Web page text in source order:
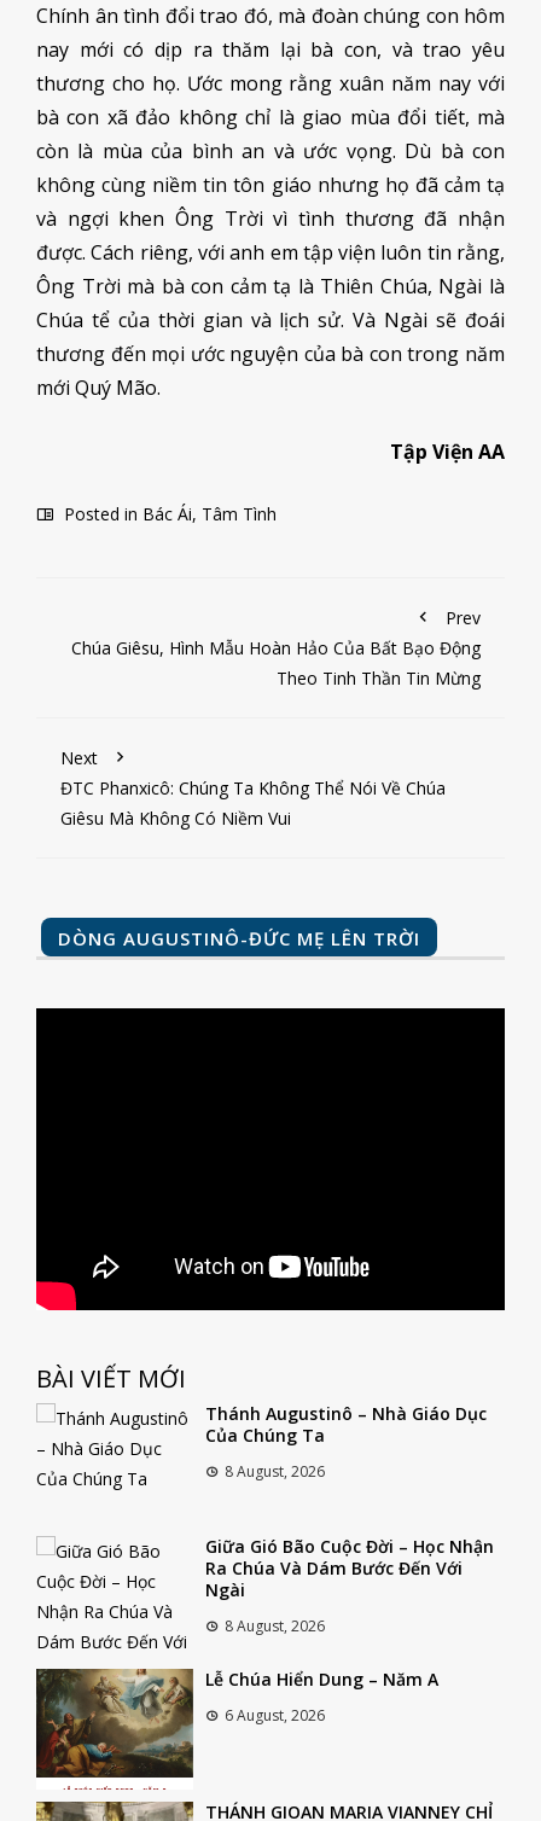
Chính ân tình đổi trao đó, mà đoàn chúng con hôm
nay mới có dịp ra thăm lại bà con, và trao yêu
thương cho họ. Ước mong rằng xuân năm nay với
bà con xã đảo không chỉ là giao mùa đổi tiết, mà
còn là mùa của bình an và ước vọng. Dù bà con
không cùng niềm tin tôn giáo nhưng họ đã cảm tạ
và ngợi khen Ông Trời vì tình thương đã nhận
được. Cách riêng, với anh em tập viện luôn tin rằng,
Ông Trời mà bà con cảm tạ là Thiên Chúa, Ngài là
Chúa tể của thời gian và lịch sử. Và Ngài sẽ đoái
thương đến mọi ước nguyện của bà con trong năm
mới Quý Mão.
Tập Viện AA
Posted in Bác Ái, Tâm Tình
Prev
Chúa Giêsu, Hình Mẫu Hoàn Hảo Của Bất Bạo Động
Theo Tinh Thần Tin Mừng
Next
ĐTC Phanxicô: Chúng Ta Không Thể Nói Về Chúa
Giêsu Mà Không Có Niềm Vui
DÒNG AUGUSTINÔ-ĐỨC MẸ LÊN TRỜI
BÀI VIẾT MỚI
Thánh Augustinô – Nhà Giáo Dục
Của Chúng Ta
8 August, 2026
Giữa Gió Bão Cuộc Đời – Học Nhận
Ra Chúa Và Dám Bước Đến Với
Ngài
8 August, 2026
Lễ Chúa Hiển Dung – Năm A
6 August, 2026
THÁNH GIOAN MARIA VIANNEY CHỈ